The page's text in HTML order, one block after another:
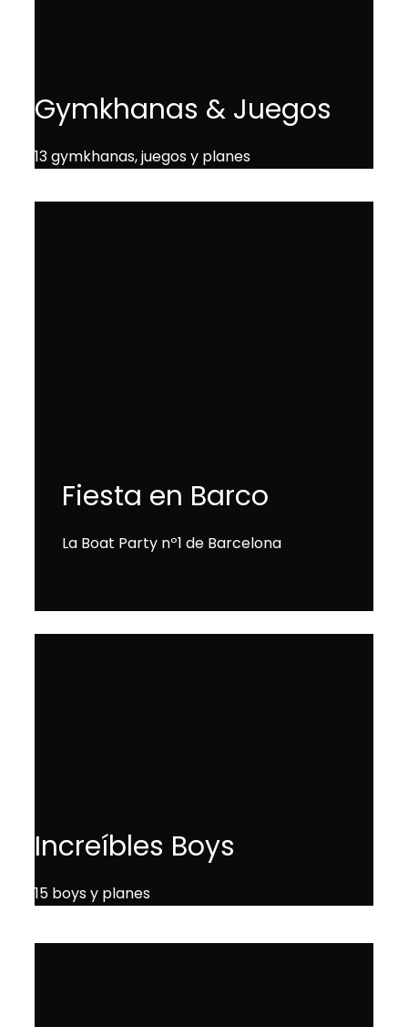
Gymkhanas & Juegos
13 gymkhanas, juegos y planes
Fiesta en Barco
La Boat Party nº1 de Barcelona
Increíbles Boys
15 boys y planes